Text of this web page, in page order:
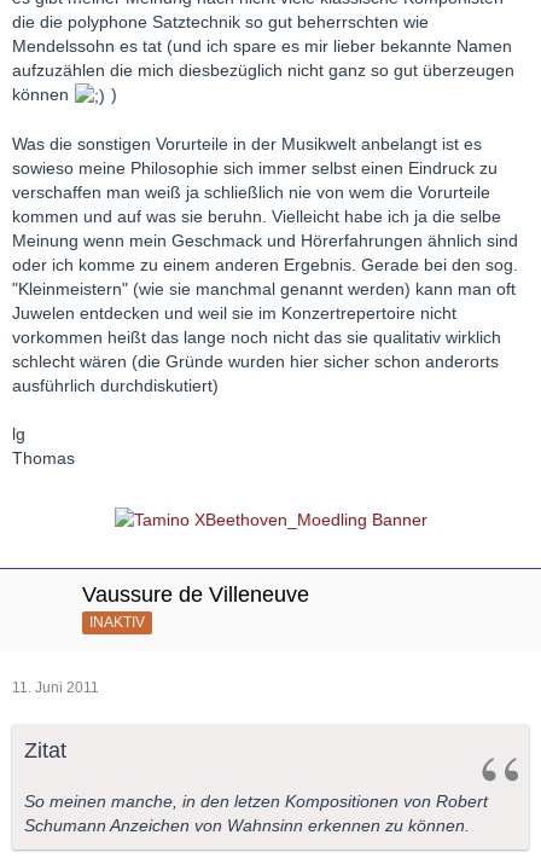
die die polyphone Satztechnik so gut beherrschten wie
Mendelssohn es tat (und ich spare es mir lieber bekannte Namen
aufzuzählen die mich diesbezüglich nicht ganz so gut überzeugen
können
)
Was die sonstigen Vorurteile in der Musikwelt anbelangt ist es
sowieso meine Philosophie sich immer selbst einen Eindruck zu
verschaffen man weiß ja schließlich nie von wem die Vorurteile
kommen und auf was sie beruhn. Vielleicht habe ich ja die selbe
Meinung wenn mein Geschmack und Hörerfahrungen ähnlich sind
oder ich komme zu einem anderen Ergebnis. Gerade bei den sog.
"Kleinmeistern" (wie sie manchmal genannt werden) kann man oft
Juwelen entdecken und weil sie im Konzertrepertoire nicht
vorkommen heißt das lange noch nicht das sie qualitativ wirklich
schlecht wären (die Gründe wurden hier sicher schon anderorts
ausführlich durchdiskutiert)
lg
Thomas
Vaussure de Villeneuve
INAKTIV
11. Juni 2011
Zitat
So meinen manche, in den letzen Kompositionen von Robert
Schumann Anzeichen von Wahnsinn erkennen zu können.